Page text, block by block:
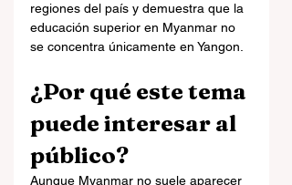
regiones del país y demuestra que la
educación superior en Myanmar no
se concentra únicamente en Yangon.
¿Por qué este tema
puede interesar al
público?
Aunque Myanmar no suele aparecer